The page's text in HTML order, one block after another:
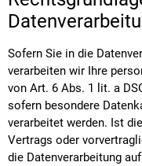
Sofern Sie in die
verarbeiten wir Ihre
von Art. 6 Abs. 1 lit. a
sofern besondere
verarbeitet werden. Ist
Vertrags oder
die Datenverarbeitung